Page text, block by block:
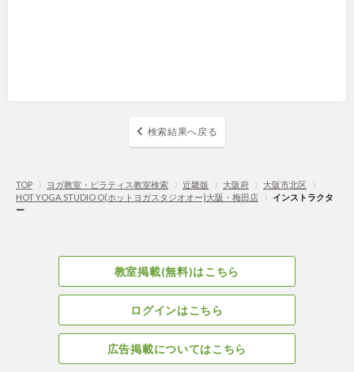
検索結果へ戻る
TOP 〉 ヨガ教室・ピラティス教室検索 〉 近畿版 〉 大阪府 〉 大阪市北区
〉
HOT YOGA STUDIO O(ホットヨガスタジオオー)大阪・梅田店
〉 インストラクタ
ー
教室掲載(無料)はこちら
ログインはこちら
広告掲載についてはこちら